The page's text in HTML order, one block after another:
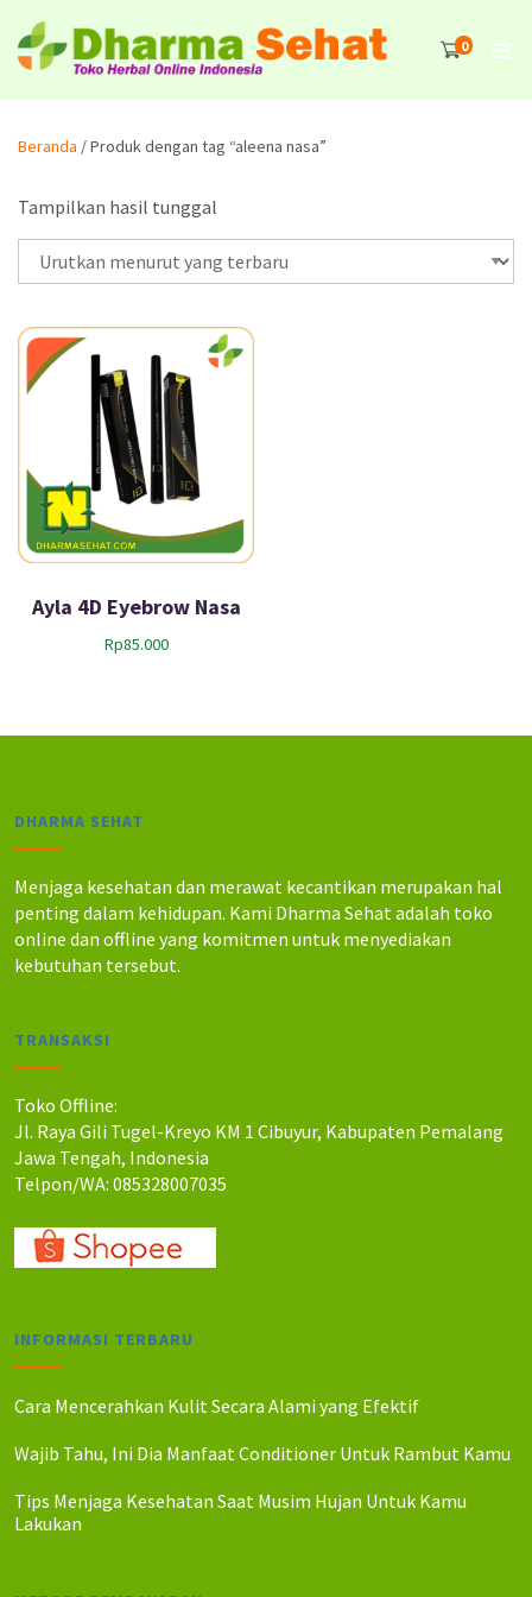
0
Beranda / Produk dengan tag “aleena nasa”
Tampilkan hasil tunggal
Ayla 4D Eyebrow Nasa
Rp85.000
DHARMA SEHAT
Menjaga kesehatan dan merawat kecantikan merupakan hal
penting dalam kehidupan. Kami Dharma Sehat adalah toko
online dan offline yang komitmen untuk menyediakan
kebutuhan tersebut.
TRANSAKSI
Toko Offline:
Jl. Raya Gili Tugel-Kreyo KM 1 Cibuyur, Kabupaten Pemalang
Jawa Tengah, Indonesia
Telpon/WA: 085328007035
INFORMASI TERBARU
Cara Mencerahkan Kulit Secara Alami yang Efektif
Wajib Tahu, Ini Dia Manfaat Conditioner Untuk Rambut Kamu
Tips Menjaga Kesehatan Saat Musim Hujan Untuk Kamu
Lakukan